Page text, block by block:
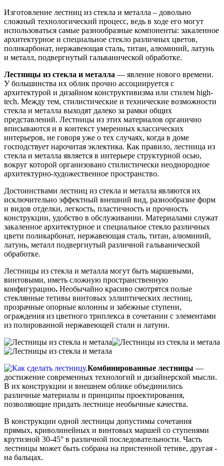
Изготовление лестниц из стекла и металла – довольно
сложный технологический процесс, ведь в ходе его могут
использоваться самые разнообразные компоненты: закаленное
архитектурное и специальное стекло различных цветов,
поликарбонат, нержавеющая сталь, титан, алюминий, латунь
и металл, подвергнутый гальванической обработке.
Лестницы из стекла и металла — явление нового времени.
У большинства их облик прочно ассоциируется с
архитектурой и дизайном конструктивизма или стилем high-
tech. Между тем, стилистические и технические возможности
стекла и металла выходят далеко за рамки общих
представлений. Лестницы из этих материалов органично
вписываются и в контекст умеренных классических
интерьеров, не говоря уже о тех случаях, когда в доме
господствует нарочитая эклектика. Как правило, лестница из
стекла и металла является в интерьере структурной осью,
вокруг которой организовано стилистически неоднородное
архитектурно-художественное пространство.
Достоинствами лестниц из стекла и металла являются их
исключительно эффектный внешний вид, разнообразие форм
и видов отделки, легкость, пластичность и прочность
конструкции, удобство в обслуживании. Материалами служат
закаленное архитектурное и специальное стекло различных
цвети поликарбонат, нержавеющая сталь, титан, алюминий,
латунь, металл подвергнутый различной гальванической
обработке.
Лестницы из стекла и металла могут быть маршевыми,
винтовыми, иметь сложную пространственную
конфигурацию. Необычайно красиво смотрятся полые
стеклянные тетивы винтовых эллиптических лестниц,
прозрачные опорные колонны и забежные ступени,
ограждения из цветного триплекса в сочетании с элементами
из полированной нержавеющей стали и латуни.
Комбинированные лестницы —
достижение современных технологий и дизайнерской мысли.
В их конструкции и внешнем облике объединились
различные материалы и принципы проектирования,
позволяющие придать лестнице необычные качества.
В конструкции одной лестницы допустимы сочетания
прямых, криволинейных и винтовых маршей со ступенями
крутизной 30-45° в различной последовательности. Часть
лестницы может быть собрана на пристенной тетиве, другая -
на бальцах.